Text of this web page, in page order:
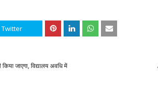
Twitter
जाएगा, विद्यालय अवधि में